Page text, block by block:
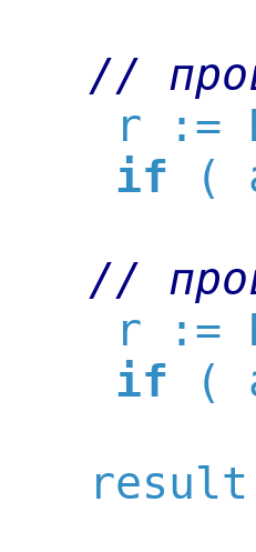
//
r :=
if (
//
r :=
if (